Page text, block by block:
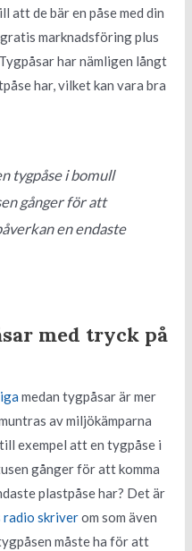
de bär en påse med din
marknadsföring plus
har nämligen långt
har, vilket kan vara bra
tygpåse i bomull
gånger för att
en endaste
med tryck på
medan tygpåsar är mer
av miljökämparna
exempel att en tygpåse i
gånger för att komma
plastpåse har? Det är
radio skriverom som även
måste ha för att